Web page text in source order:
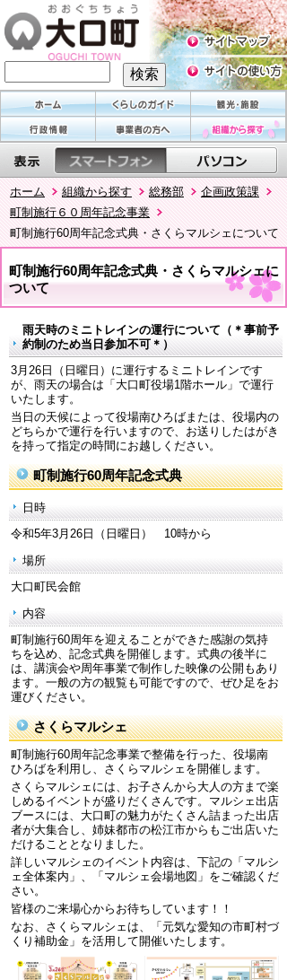
ホーム 組織から探す 総務部
企画政策課
町制施行６０周年記念事業
町制施行60周年記念式典・さくらマルシェについて
町制施行60周年記念式典・さくらマルシェに
ついて
雨天時のミニトレインの運行について（＊事前予
約制のため当日参加不可＊）
3月26日（日曜日）に運行するミニトレインです
が、雨天の場合は「大口町役場1階ホール」で運行
いたします。
当日の天候によって役場南ひろばまたは、役場内の
どちらかで運行を行いますので、お送りしたはがき
を持って指定の時間にお越しください。
町制施行60周年記念式典
日時
令和5年3月26日（日曜日） 10時から
場所
大口町民会館
内容
町制施行60周年を迎えることができた感謝の気持
ちを込め、記念式典を開催します。式典の後半に
は、講演会や周年事業で制作した映像の公開もあり
ます。一般の方の観覧も可能ですので、ぜひ足をお
運びください。
さくらマルシェ
町制施行60周年記念事業で整備を行った、役場南
ひろばを利用し、さくらマルシェを開催します。
さくらマルシェには、お子さんから大人の方まで楽
しめるイベントが盛りだくさんです。マルシェ出店
ブースには、大口町の魅力がたくさん詰まった出店
者が大集合し、姉妹都市の松江市からもご出店いた
だけることとなりました。
詳しいマルシェのイベント内容は、下記の「マルシ
ェ全体案内」、「マルシェ会場地図」をご確認くだ
さい。
皆様のご来場心からお待ちしています！！
なお、さくらマルシェは、「元気な愛知の市町村づ
くり補助金」を活用して開催いたします。